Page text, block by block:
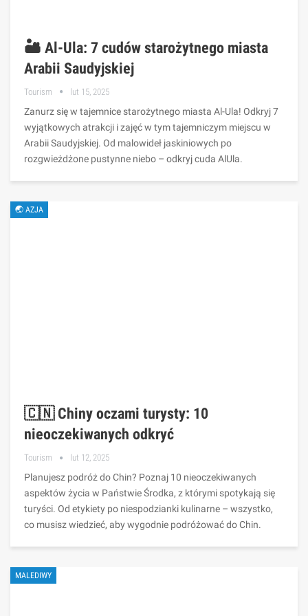
🏜️ Al-Ula: 7 cudów starożytnego miasta
Arabii Saudyjskiej
Tourism lut 15, 2025
Zanurz się w tajemnice starożytnego miasta Al-Ula! Odkryj 7
wyjątkowych atrakcji i zajęć w tym tajemniczym miejscu w
Arabii Saudyjskiej. Od malowideł jaskiniowych po
rozgwieżdżone pustynne niebo – odkryj cuda AlUla.
🌏 AZJA
🇨🇳 Chiny oczami turysty: 10
nieoczekiwanych odkryć
Tourism lut 12, 2025
Planujesz podróż do Chin? Poznaj 10 nieoczekiwanych
aspektów życia w Państwie Środka, z którymi spotykają się
turyści. Od etykiety po niespodzianki kulinarne – wszystko,
co musisz wiedzieć, aby wygodnie podróżować do Chin.
MALEDIWY